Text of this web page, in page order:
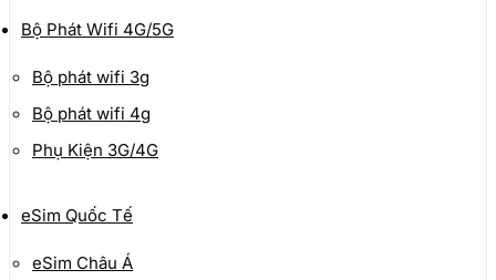
Bộ Phát Wifi 4G/5G
Bộ phát wifi 3g
Bộ phát wifi 4g
Phụ Kiện 3G/4G
eSim Quốc Tế
eSim Châu Á